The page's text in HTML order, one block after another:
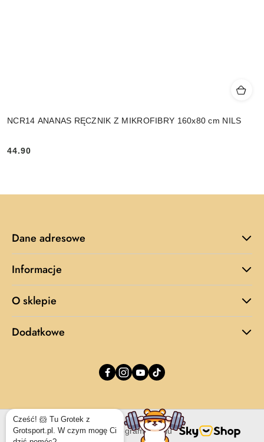
Cześć! 🐹 Tu Grotek z
Grotsport.pl. W czym mogę Ci
NCR14 ANANAS RĘCZNIK Z MIKROFIBRY 160x80 cm NILS
Cena:
44.90
Dane adresowe
Informacje
O sklepie
Dodatkowe
Sklep internetowy na oprogramowaniu